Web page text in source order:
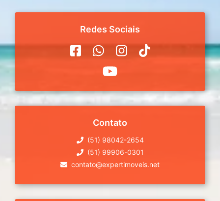
Redes Sociais
Contato
(51) 98042-2654
(51) 99906-0301
contato@expertimoveis.net